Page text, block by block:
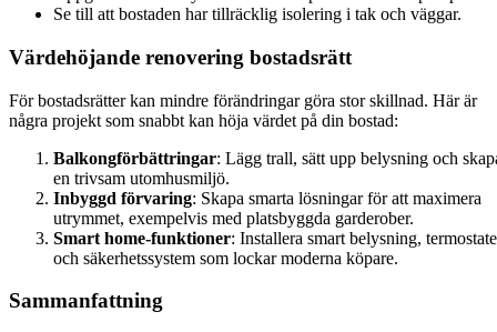
Se till att bostaden har tillräcklig isolering i tak och väggar.
Värdehöjande renovering bostadsrätt
För bostadsrätter kan mindre förändringar göra stor skillnad. Här är
några projekt som snabbt kan höja värdet på din bostad:
Balkongförbättringar: Lägg trall, sätt upp belysning och
en trivsam utomhusmiljö.
Inbyggd förvaring: Skapa smarta lösningar för att maximera
utrymmet, exempelvis med platsbyggda garderober.
Smart home-funktioner: Installera smart belysning,
och säkerhetssystem som lockar moderna köpare.
Sammanfattning